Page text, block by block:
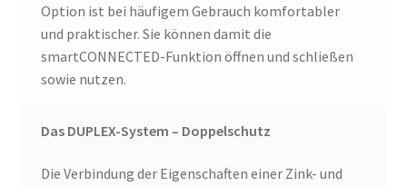
Option ist bei häufigem Gebrauch komfortabler
und praktischer. Sie können damit die
smartCONNECTED-Funktion öffnen und schließen
sowie nutzen.
Das DUPLEX-System – Doppelschutz
Die Verbindung der Eigenschaften einer Zink- und